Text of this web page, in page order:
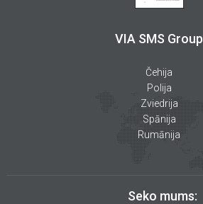
VIA SMS Group
Čehija
Polija
Zviedrija
Spānija
Rumānija
Seko mums: